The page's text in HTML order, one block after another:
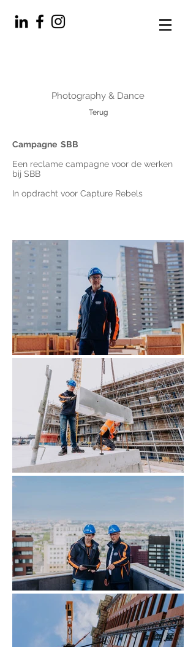
Photography & Dance
Terug
Campagne SBB
Een reclame campagne voor de werken
bij SBB
In opdracht voor Capture Rebels